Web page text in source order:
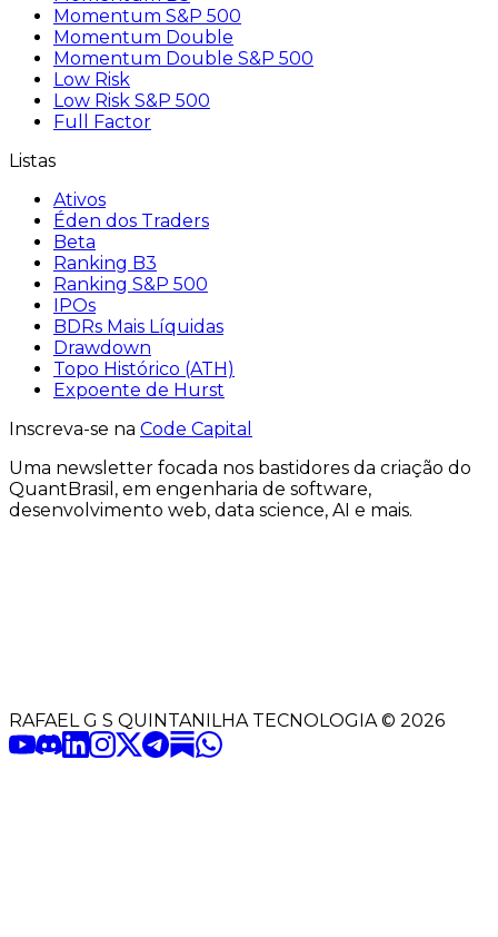
Momentum S&P 500
Momentum Double
Momentum Double S&P 500
Low Risk
Low Risk S&P 500
Full Factor
Listas
Ativos
Éden dos Traders
Beta
Ranking B3
Ranking S&P 500
IPOs
BDRs Mais Líquidas
Drawdown
Topo Histórico (ATH)
Expoente de Hurst
Inscreva-se na Code Capital
Uma newsletter focada nos bastidores da criação do
QuantBrasil , em engenharia de software,
desenvolvimento web, data science, AI e mais.
RAFAEL G S QUINTANILHA TECNOLOGIA© 2026